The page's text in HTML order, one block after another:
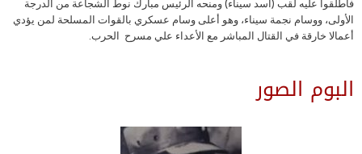
فأطلقوا عليه لقب (أسد سيناء) ومنحه الرئيس مبارك نوط الشجاعة من الدرجة
الأولى، ووسام نجمة سيناء، وهو أعلى وسام عسكري بالقوات المسلحة لمن يؤدي
أعمالا خارقة في القتال المباشر مع الأعداء علي مسرح الحرب.
البوم الصور